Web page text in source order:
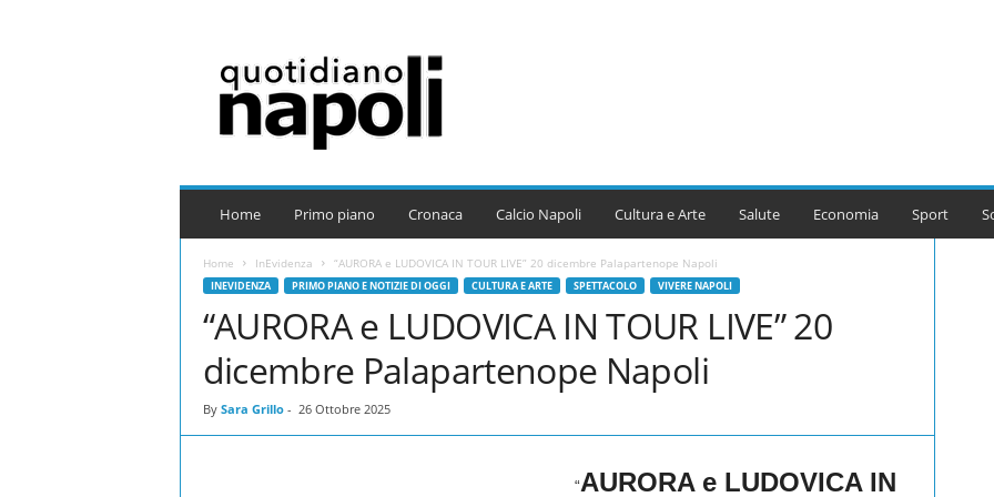
i
n
Home Primo piano Cronaca Calcio Napoli Cultura e Arte Salute Economia Sport
Home InEvidenza “AURORA e LUDOVICA IN TOUR LIVE” 20 dicembre Palapartenope Napoli
INEVIDENZA PRIMO PIANO E NOTIZIE DI OGGI CULTURA E ARTE SPETTACOLO VIVERE NAPOLI
“AURORA e LUDOVICA IN TOUR LIVE” 20
dicembre Palapartenope Napoli
By Sara Grillo- 26 Ottobre 2025
“AURORA e LUDOVICA IN